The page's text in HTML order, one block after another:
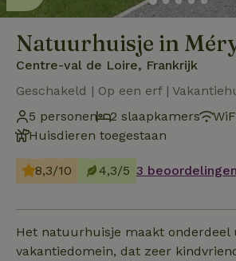
Natuurhuisje in
Centre-val de Loire, Frankrijk
Geschakeld | Op een erf |
5 personen
2 slaapkamers
Huisdieren toegestaan
8,3/10 4,3/5 3 beoordelingen
Het natuurhuisje maakt onderdeel
vakantiedomein, dat zeer